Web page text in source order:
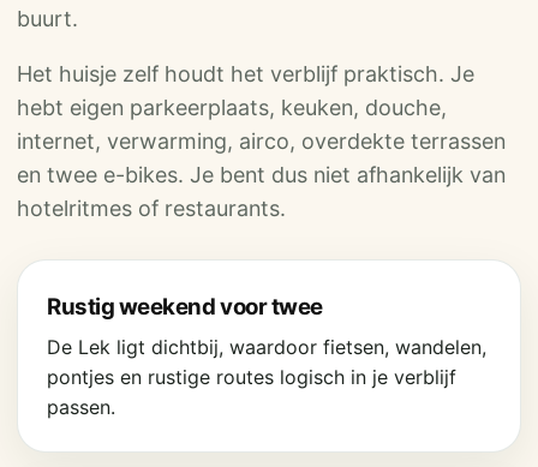
buurt.
Het huisje zelf houdt het verblijf praktisch. Je
hebt eigen parkeerplaats, keuken, douche,
internet, verwarming, airco, overdekte terrassen
en twee e-bikes. Je bent dus niet afhankelijk van
hotelritmes of restaurants.
Rustig weekend voor twee
De Lek ligt dichtbij, waardoor fietsen, wandelen,
pontjes en rustige routes logisch in je verblijf
passen.